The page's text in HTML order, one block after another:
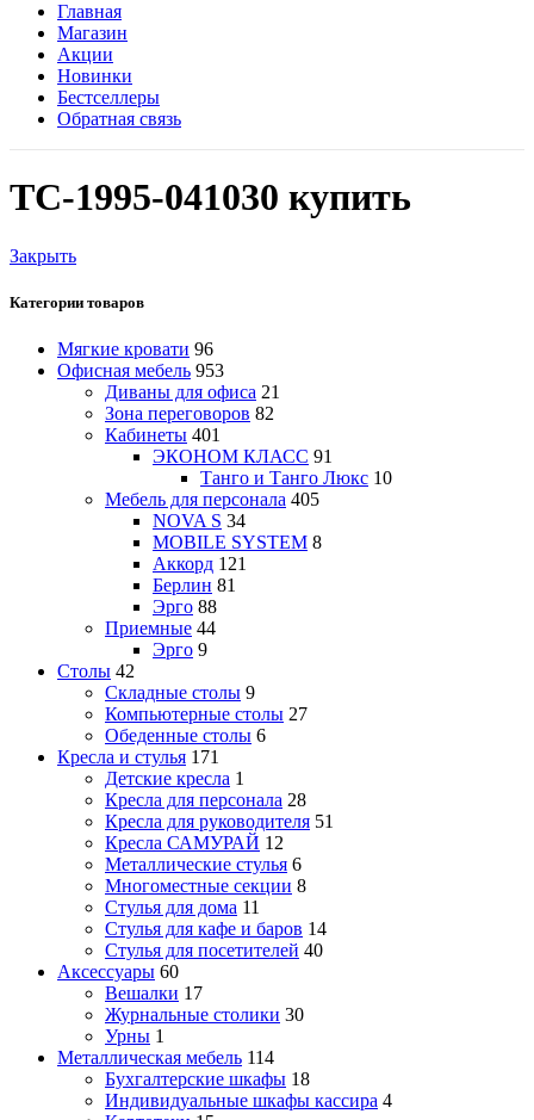
Главная
Магазин
Акции
Новинки
Бестселлеры
Обратная связь
TC-1995-041030 купить
Закрыть
Категории товаров
Мягкие кровати 96
Офисная мебель 953
Диваны для офиса 21
Зона переговоров 82
Кабинеты 401
ЭКОНОМ КЛАСС 91
Танго и Танго Люкс 10
Мебель для персонала 405
NOVA S 34
MOBILE SYSTEM 8
Аккорд 121
Берлин 81
Эрго 88
Приемные 44
Эрго 9
Столы 42
Складные столы 9
Компьютерные столы 27
Обеденные столы 6
Кресла и стулья 171
Детские кресла 1
Кресла для персонала 28
Кресла для руководителя 51
Кресла САМУРАЙ 12
Металлические стулья 6
Многоместные секции 8
Стулья для дома 11
Стулья для кафе и баров 14
Стулья для посетителей 40
Аксессуары 60
Вешалки 17
Журнальные столики 30
Урны 1
Металлическая мебель 114
Бухгалтерские шкафы 18
Индивидуальные шкафы кассира 4